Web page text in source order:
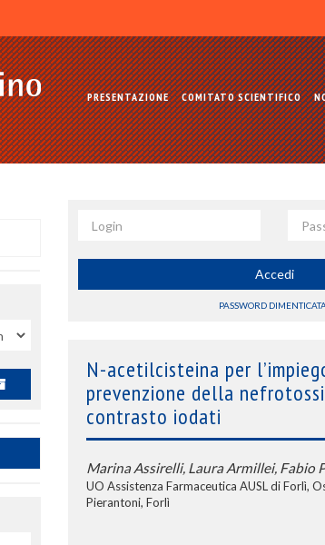
PRESENTAZIONE COMITATO SCIENTIFICO
Accedi
PASSWORD
N-acetilcisteina per
prevenzione della
contrasto iodati
Marina Assirelli, Laura Armillei, Fabio
UO Assistenza Farmaceutica AUSL di Forlì,
Pierantoni, Forlì